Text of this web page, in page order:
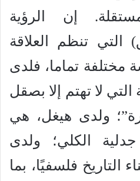
إن الرؤية
التي تنظم العلاقة
مختلفة تماما، فلدى
لا تهتم إلا بصقل
ولدى هيغل، هي
الكلي؛ ولدى
التاريخ فلسفيًا، بما